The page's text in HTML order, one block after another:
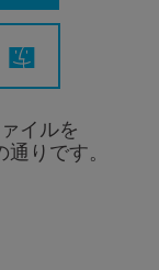
イルを
りです。